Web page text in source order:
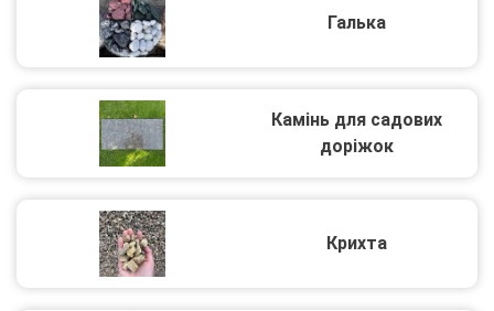
Галька
Камінь для садових
доріжок
Крихта